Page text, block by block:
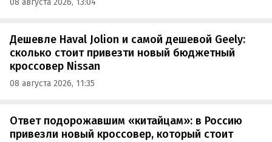
08 августа 2026, 13:04
Дешевле Haval Jolion и самой дешевой Geely:
сколько стоит привезти новый бюджетный
кроссовер Nissan
08 августа 2026, 11:35
Ответ подорожавшим «китайцам»: в Россию
привезли новый кроссовер, который стоит